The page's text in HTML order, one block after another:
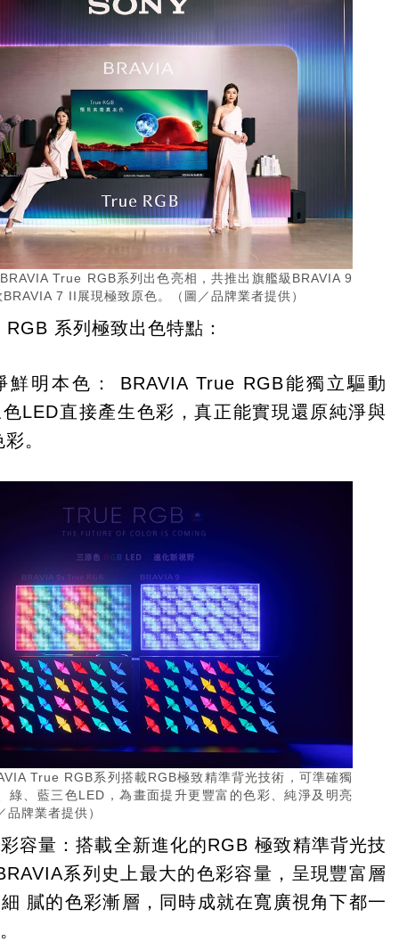
True RGB系列出色亮相，共推出旗艦級BRAVIA 9
7 II展現極致原色。（圖／品牌業者提供）
系列極致出色特點：
鮮明本色： BRAVIA True RGB能獨立驅動
LED直接產生色彩，真正能實現還原純淨與
。
True RGB系列搭載RGB極致精準背光技術，可準確獨
綠、藍三色LED，為畫面提升更豐富的色彩、純淨及明亮
品牌業者提供）
容量：搭載全新進化的RGB 極致精準背光技
系列史上最大的色彩容量，呈現豐富層
膩的色彩漸層，同時成就在寬廣視角下都一